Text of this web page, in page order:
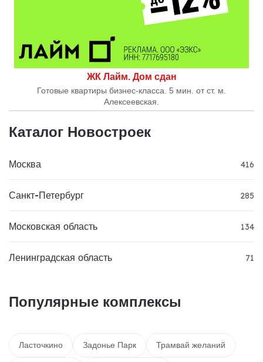
ЖК Лайм. Дом сдан
Готовые квартиры бизнес-класса. 5 мин. от ст. м.
Алексеевская.
Каталог Новостроек
Москва 416
Санкт-Петербург 285
Московская область 134
Ленинградская область 71
Популярные комплексы
Ласточкино Задонье Парк Трамвай желаний